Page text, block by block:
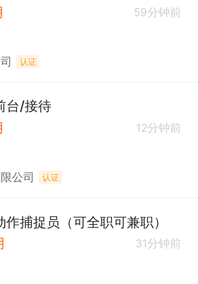
59分钟前
认证
台/接待
12分钟前
公司 认证
捕捉员（可全职可兼职）
31分钟前